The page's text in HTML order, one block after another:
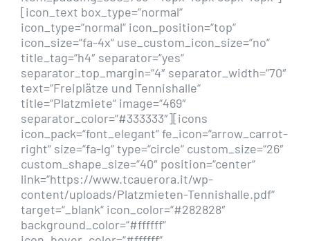
[icon_text box_type=“normal“
icon_type=“normal“ icon_position=“top“
icon_size=“fa-4x“ use_custom_icon_size=“no“
title_tag=“h4″ separator=“yes“
separator_top_margin=“4″ separator_width=“70″
text=“Freiplätze und Tennishalle“
title=“Platzmiete“ image=“469″
separator_color=“#333333″][icons
icon_pack=“font_elegant“ fe_icon=“arrow_carrot-
right“ size=“fa-lg“ type=“circle“ custom_size=“26″
custom_shape_size=“40″ position=“center“
link=“https://www.tcauerora.it/wp-
content/uploads/Platzmieten-Tennishalle.pdf“
target=“_blank“ icon_color=“#282828″
background_color=“#ffffff“